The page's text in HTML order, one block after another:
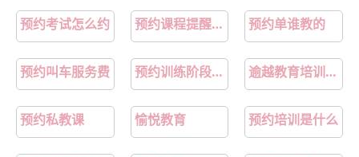
预约考试怎么约 预约课程提醒话术 预约单谁教的
预约叫车服务费 预约训练阶段是什么 逾越教育培训学校
预约私教课 愉悦教育 预约培训是什么